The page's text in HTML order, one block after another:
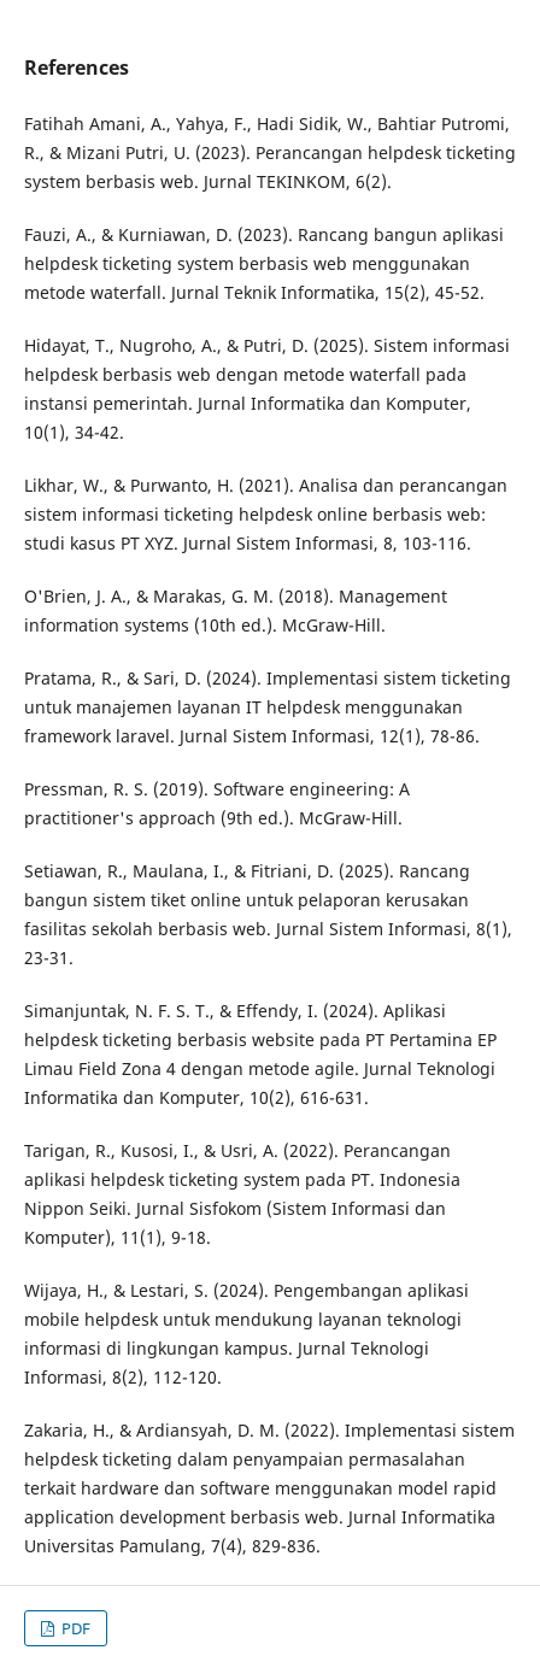
References
Fatihah Amani, A., Yahya, F., Hadi Sidik, W., Bahtiar Putromi,
R., & Mizani Putri, U. (2023). Perancangan helpdesk ticketing
system berbasis web. Jurnal TEKINKOM, 6(2).
Fauzi, A., & Kurniawan, D. (2023). Rancang bangun aplikasi
helpdesk ticketing system berbasis web menggunakan
metode waterfall. Jurnal Teknik Informatika, 15(2), 45-52.
Hidayat, T., Nugroho, A., & Putri, D. (2025). Sistem informasi
helpdesk berbasis web dengan metode waterfall pada
instansi pemerintah. Jurnal Informatika dan Komputer,
10(1), 34-42.
Likhar, W., & Purwanto, H. (2021). Analisa dan perancangan
sistem informasi ticketing helpdesk online berbasis web:
studi kasus PT XYZ. Jurnal Sistem Informasi, 8, 103-116.
O'Brien, J. A., & Marakas, G. M. (2018). Management
information systems (10th ed.). McGraw-Hill.
Pratama, R., & Sari, D. (2024). Implementasi sistem ticketing
untuk manajemen layanan IT helpdesk menggunakan
framework laravel. Jurnal Sistem Informasi, 12(1), 78-86.
Pressman, R. S. (2019). Software engineering: A
practitioner's approach (9th ed.). McGraw-Hill.
Setiawan, R., Maulana, I., & Fitriani, D. (2025). Rancang
bangun sistem tiket online untuk pelaporan kerusakan
fasilitas sekolah berbasis web. Jurnal Sistem Informasi, 8(1),
23-31.
Simanjuntak, N. F. S. T., & Effendy, I. (2024). Aplikasi
helpdesk ticketing berbasis website pada PT Pertamina EP
Limau Field Zona 4 dengan metode agile. Jurnal Teknologi
Informatika dan Komputer, 10(2), 616-631.
Tarigan, R., Kusosi, I., & Usri, A. (2022). Perancangan
aplikasi helpdesk ticketing system pada PT. Indonesia
Nippon Seiki. Jurnal Sisfokom (Sistem Informasi dan
Komputer), 11(1), 9-18.
Wijaya, H., & Lestari, S. (2024). Pengembangan aplikasi
mobile helpdesk untuk mendukung layanan teknologi
informasi di lingkungan kampus. Jurnal Teknologi
Informasi, 8(2), 112-120.
Zakaria, H., & Ardiansyah, D. M. (2022). Implementasi sistem
helpdesk ticketing dalam penyampaian permasalahan
terkait hardware dan software menggunakan model rapid
application development berbasis web. Jurnal Informatika
Universitas Pamulang, 7(4), 829-836.
PDF